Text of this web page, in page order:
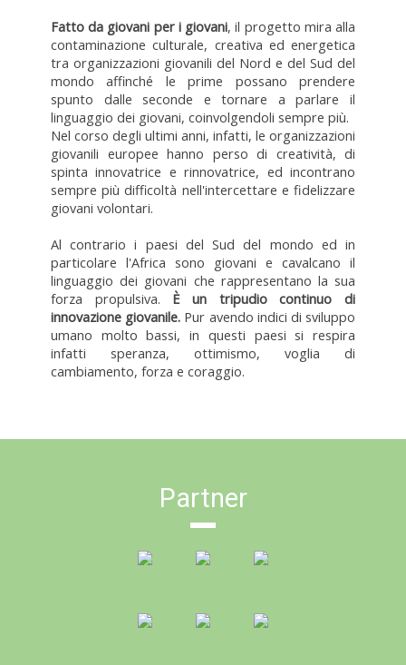
Fatto da giovani per i giovani, il progetto mira alla
contaminazione culturale, creativa ed energetica
tra organizzazioni giovanili del Nord e del Sud del
mondo affinché le prime possano prendere
spunto dalle seconde e tornare a parlare il
linguaggio dei giovani, coinvolgendoli sempre più.
Nel corso degli ultimi anni, infatti, le organizzazioni
giovanili europee hanno perso di creatività, di
spinta innovatrice e rinnovatrice, ed incontrano
sempre più difficoltà nell'intercettare e fidelizzare
giovani volontari.
Al contrario i paesi del Sud del mondo ed in
particolare l'Africa sono giovani e cavalcano il
linguaggio dei giovani che rappresentano la sua
forza propulsiva. È un tripudio continuo di
innovazione giovanile. Pur avendo indici di sviluppo
umano molto bassi, in questi paesi si respira
infatti speranza, ottimismo, voglia di
cambiamento, forza e coraggio.
Partner